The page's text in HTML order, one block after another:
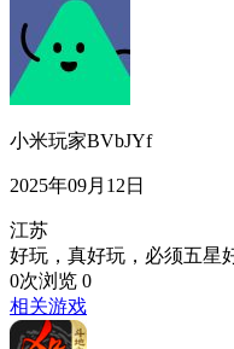
小米玩家BVbJYf
2025年09月12日
江苏
好玩，真好玩，必须五星
0次浏览 0
相关游戏